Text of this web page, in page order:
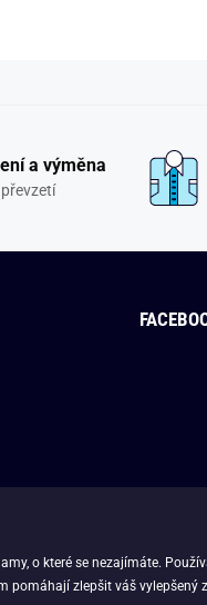
a výměna
o které se nezajímáte.
pomáhají zlepšit váš vylepšený